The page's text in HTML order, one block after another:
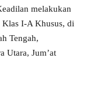
melakukan
Klas I-A Khusus, di
Tengah,
Utara, Jum’at